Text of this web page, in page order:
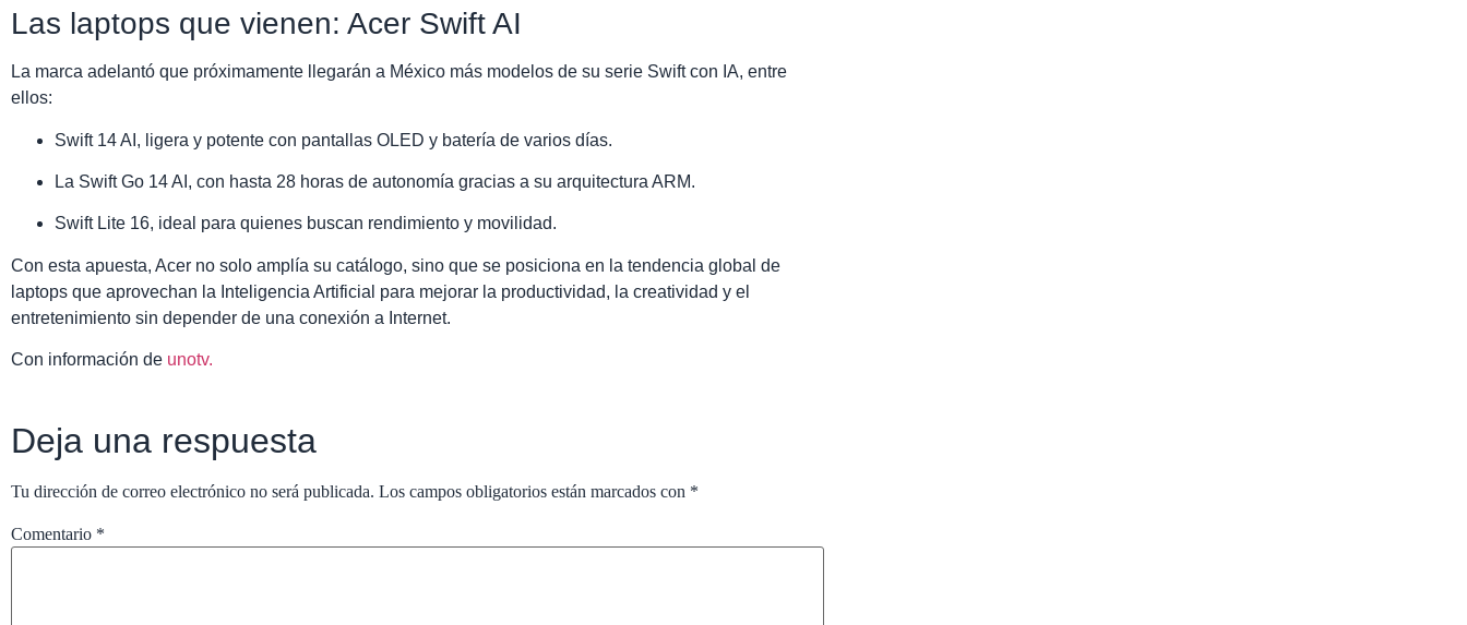
Las laptops que vienen: Acer Swift AI
La marca adelantó que próximamente llegarán a México más modelos de su serie Swift con IA, entre
ellos:
Swift 14 AI, ligera y potente con pantallas OLED y batería de varios días.
La Swift Go 14 AI, con hasta 28 horas de autonomía gracias a su arquitectura ARM.
Swift Lite 16, ideal para quienes buscan rendimiento y movilidad.
Con esta apuesta, Acer no solo amplía su catálogo, sino que se posiciona en la tendencia global de
laptops que aprovechan la Inteligencia Artificial para mejorar la productividad, la creatividad y el
entretenimiento sin depender de una conexión a Internet.
Con información de unotv.
Deja una respuesta
Tu dirección de correo electrónico no será publicada. Los campos obligatorios están marcados con *
Comentario *